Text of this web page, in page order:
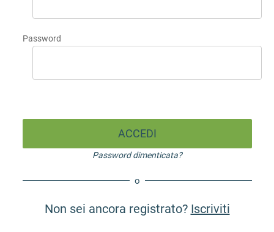
Password
ACCEDI
Password dimenticata?
o
Non sei ancora registrato? Iscriviti